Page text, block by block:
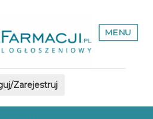
MENU
Zarejestruj